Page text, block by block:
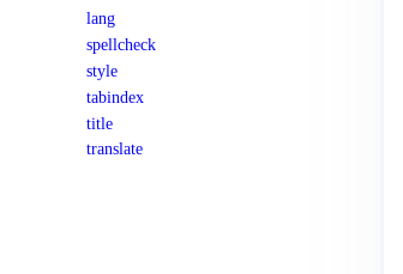
lang
spellcheck
style
tabindex
title
translate